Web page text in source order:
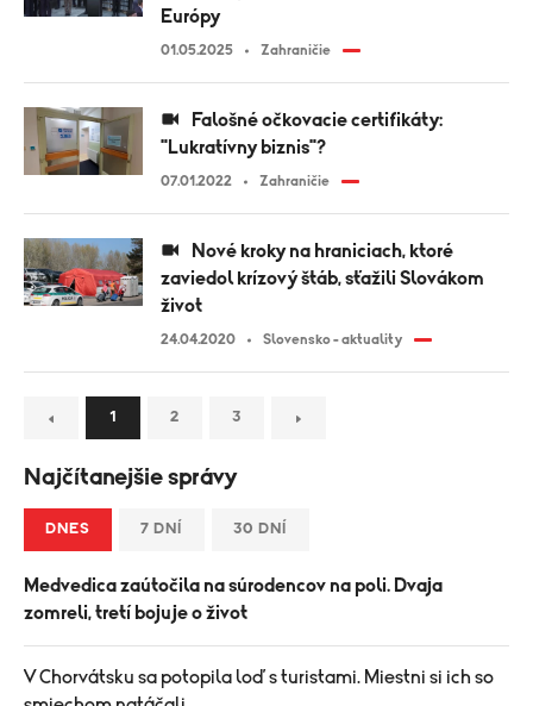
Európy
01.05.2025 Zahraničie
"Lukratívny biznis"?
07.01.2022 Zahraničie
zaviedol krízový štáb, sťažili Slovákom
život
24.04.2020 Slovensko - aktuality
1 2 3
Najčítanejšie správy
DNES 7 DNÍ 30 DNÍ
Medvedica zaútočila na súrodencov na poli. Dvaja
zomreli, tretí bojuje o život
V Chorvátsku sa potopila loď s turistami. Miestni si ich so